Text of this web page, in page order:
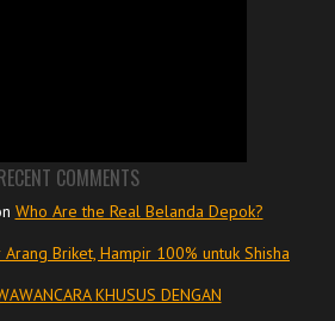
COMMENTS
Who Are the Real Belanda Depok?
Arang Briket, Hampir 100% untuk Shisha
KHUSUS DENGAN